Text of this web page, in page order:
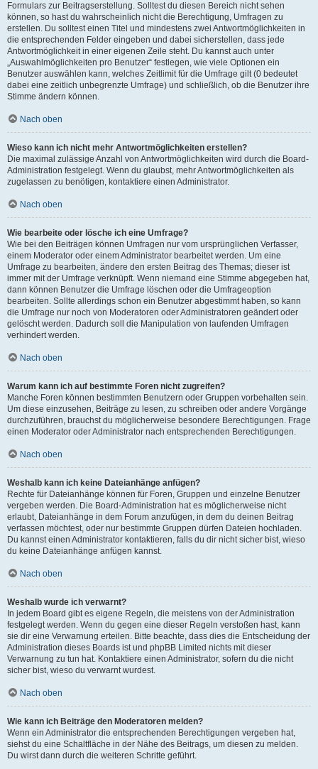
Formulars zur Beitragserstellung. Solltest du diesen Bereich nicht sehen
können, so hast du wahrscheinlich nicht die Berechtigung, Umfragen zu
erstellen. Du solltest einen Titel und mindestens zwei Antwortmöglichkeiten in
die entsprechenden Felder eingeben und dabei sicherstellen, dass jede
Antwortmöglichkeit in einer eigenen Zeile steht. Du kannst auch unter
„Auswahlmöglichkeiten pro Benutzer“ festlegen, wie viele Optionen ein
Benutzer auswählen kann, welches Zeitlimit für die Umfrage gilt (0 bedeutet
dabei eine zeitlich unbegrenzte Umfrage) und schließlich, ob die Benutzer ihre
Stimme ändern können.
Nach oben
Wieso kann ich nicht mehr Antwortmöglichkeiten erstellen?
Die maximal zulässige Anzahl von Antwortmöglichkeiten wird durch die Board-
Administration festgelegt. Wenn du glaubst, mehr Antwortmöglichkeiten als
zugelassen zu benötigen, kontaktiere einen Administrator.
Nach oben
Wie bearbeite oder lösche ich eine Umfrage?
Wie bei den Beiträgen können Umfragen nur vom ursprünglichen Verfasser,
einem Moderator oder einem Administrator bearbeitet werden. Um eine
Umfrage zu bearbeiten, ändere den ersten Beitrag des Themas; dieser ist
immer mit der Umfrage verknüpft. Wenn niemand eine Stimme abgegeben hat,
dann können Benutzer die Umfrage löschen oder die Umfrageoption
bearbeiten. Sollte allerdings schon ein Benutzer abgestimmt haben, so kann
die Umfrage nur noch von Moderatoren oder Administratoren geändert oder
gelöscht werden. Dadurch soll die Manipulation von laufenden Umfragen
verhindert werden.
Nach oben
Warum kann ich auf bestimmte Foren nicht zugreifen?
Manche Foren können bestimmten Benutzern oder Gruppen vorbehalten sein.
Um diese einzusehen, Beiträge zu lesen, zu schreiben oder andere Vorgänge
durchzuführen, brauchst du möglicherweise besondere Berechtigungen. Frage
einen Moderator oder Administrator nach entsprechenden Berechtigungen.
Nach oben
Weshalb kann ich keine Dateianhänge anfügen?
Rechte für Dateianhänge können für Foren, Gruppen und einzelne Benutzer
vergeben werden. Die Board-Administration hat es möglicherweise nicht
erlaubt, Dateianhänge in dem Forum anzufügen, in dem du deinen Beitrag
verfassen möchtest, oder nur bestimmte Gruppen dürfen Dateien hochladen.
Du kannst einen Administrator kontaktieren, falls du dir nicht sicher bist, wieso
du keine Dateianhänge anfügen kannst.
Nach oben
Weshalb wurde ich verwarnt?
In jedem Board gibt es eigene Regeln, die meistens von der Administration
festgelegt werden. Wenn du gegen eine dieser Regeln verstoßen hast, kann
sie dir eine Verwarnung erteilen. Bitte beachte, dass dies die Entscheidung der
Administration dieses Boards ist und phpBB Limited nichts mit dieser
Verwarnung zu tun hat. Kontaktiere einen Administrator, sofern du die nicht
sicher bist, wieso du verwarnt wurdest.
Nach oben
Wie kann ich Beiträge den Moderatoren melden?
Wenn ein Administrator die entsprechenden Berechtigungen vergeben hat,
siehst du eine Schaltfläche in der Nähe des Beitrags, um diesen zu melden.
Du wirst dann durch die weiteren Schritte geführt.